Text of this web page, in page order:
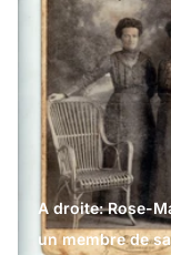
A droite: Rose-
un membre de